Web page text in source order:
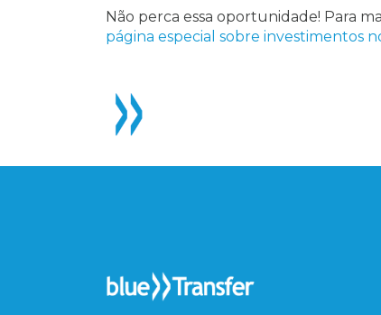
Não perca essa oportunidade! Para
página especial sobre investimentos